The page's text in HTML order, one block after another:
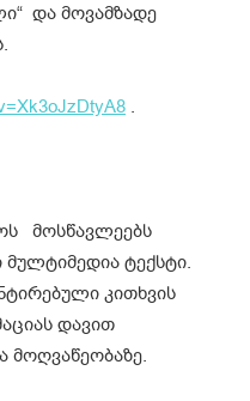
და მოვამზადე
.
მოსწავლეებს
მულტიმედია ტექსტი.
კითხვის
დავით
მოღვაწეობაზე.